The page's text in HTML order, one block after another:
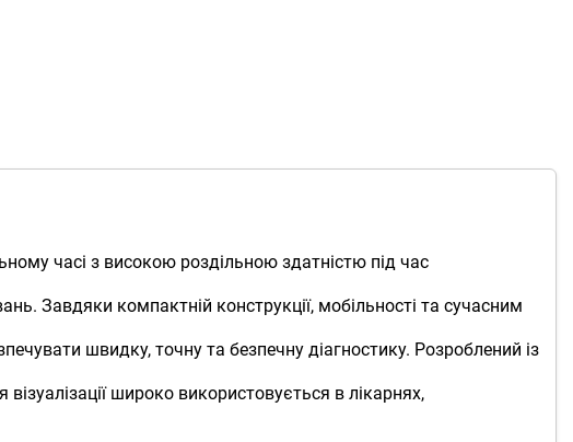
часі з високою роздільною здатністю під час
Завдяки компактній конструкції, мобільності та сучасним
швидку, точну та безпечну діагностику. Розроблений із
широко використовується в лікарнях,